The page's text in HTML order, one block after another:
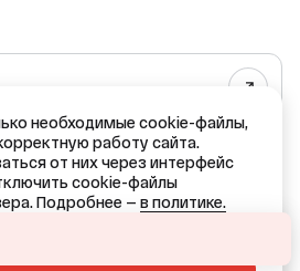
долговечность и
не указана. * Вид
моносистемы. * Материал:
температура: 450 °C. *
системы: Феррит Моно.
теплогенераторов на газовом
одностенный. * Толщина
0,5 мм. * Угол: 90°. Этот
для создания эффективной и
дыма, обеспечивая
вашего теплогенератора.
бренда
производства
необходимые cookie-файлы,
работу сайта.
от них через интерфейс
cookie-файлы
Подробнее — в политике.